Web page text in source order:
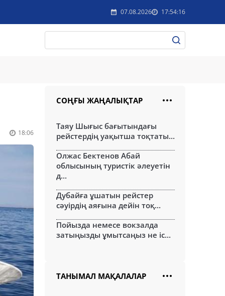
07.08.2026 17:54:16
18:06
СОҢҒЫ ЖАҢАЛЫҚТАР
Таяу Шығыс бағытындағы
рейстердің уақытша тоқтаты...
Олжас Бектенов Абай
облысының туристік әлеуетін
д...
Дубайға ұшатын рейстер
сәуірдің аяғына дейін тоқ...
Пойызда немесе вокзалда
затыңызды ұмытсаңыз не іс...
ТАНЫМАЛ МАҚАЛАЛАР